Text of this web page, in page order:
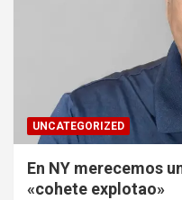
UNCATEGORIZED
En NY merecemos
«cohete explotao»